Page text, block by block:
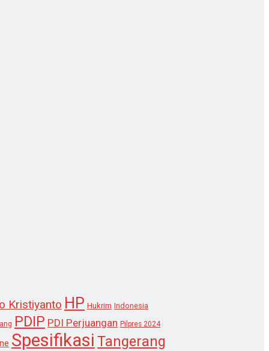
Kristiyanto HP Hukrim Indonesia
PDIP PDI Perjuangan Pilpres 2024
Spesifikasi Tangerang